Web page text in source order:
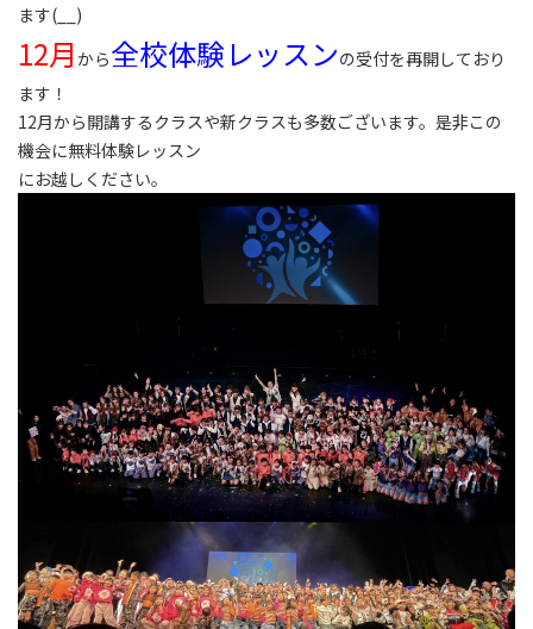
ます(__)
12月 から全校体験レッスンの受付を再開しており
ます！
12月から開講するクラスや新クラスも多数ございます。是非この
機会に無料体験レッスン
にお越しください。